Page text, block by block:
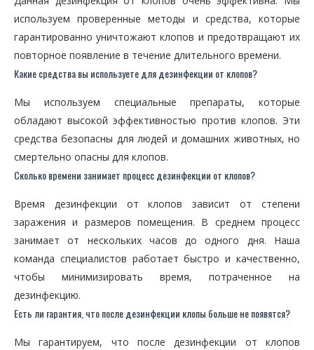
используем проверенные методы и средства, которые
гарантированно уничтожают клопов и предотвращают их
повторное появление в течение длительного времени.
Какие средства вы используете для дезинфекции от клопов?
Мы используем специальные препараты, которые
обладают высокой эффективностью против клопов. Эти
средства безопасны для людей и домашних животных, но
смертельно опасны для клопов.
Сколько времени занимает процесс дезинфекции от клопов?
Время дезинфекции от клопов зависит от степени
заражения и размеров помещения. В среднем процесс
занимает от нескольких часов до одного дня. Наша
команда специалистов работает быстро и качественно,
чтобы минимизировать время, потраченное на
дезинфекцию.
Есть ли гарантия, что после дезинфекции клопы больше не появятся?
Мы гарантируем, что после дезинфекции от клопов